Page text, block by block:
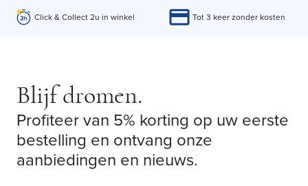
Click & Collect 2u in winkel Tot 3 keer zonder kosten
Blijf dromen.
Profiteer van 5% korting op uw eerste
bestelling en ontvang onze
aanbiedingen en nieuws.